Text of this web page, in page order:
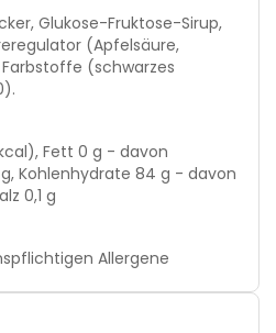
Glukose-Fruktose-Sirup,
(Apfelsäure,
(schwarzes
Fett 0 g - davon
Kohlenhydrate 84 g - davon
0,1 g
Allergene